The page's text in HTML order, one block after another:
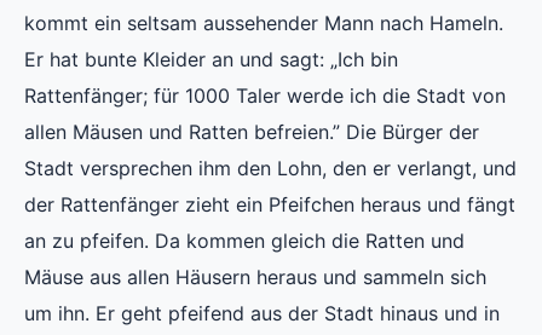
kommt ein seltsam aussehender Mann nach Hameln.
Er hat bunte Kleider an und sagt: „Ich bin
Rattenfänger; für 1000 Taler werde ich die Stadt von
allen Mäusen und Ratten befreien.” Die Bürger der
Stadt versprechen ihm den Lohn, den er verlangt, und
der Rattenfänger zieht ein Pfeifchen heraus und fängt
an zu pfeifen. Da kommen gleich die Ratten und
Mäuse aus allen Häusern heraus und sammeln sich
um ihn. Er geht pfeifend aus der Stadt hinaus und in